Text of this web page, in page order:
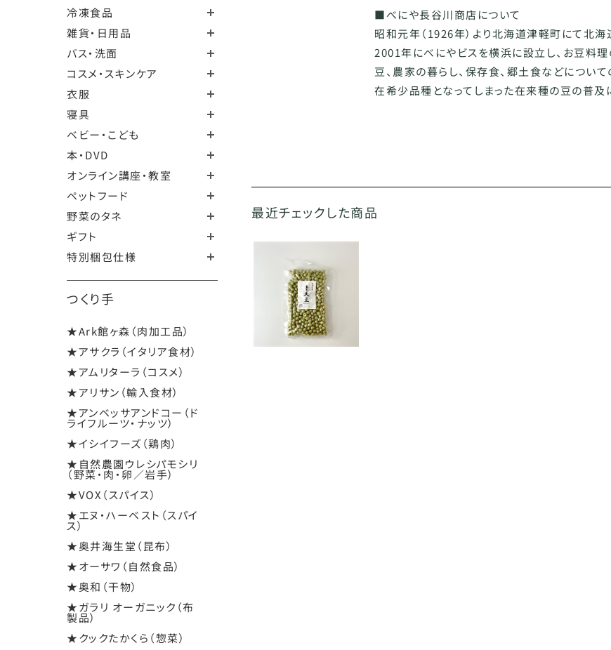
冷凍食品
雑貨・日用品
バス・洗面
コスメ・スキンケア
衣服
寝具
ベビー・こども
本・DVD
オンライン講座・教室
ペットフード
野菜のタネ
ギフト
特別梱包仕様
つくり手
★Ark館ヶ森（肉加工品）
★アサクラ（イタリア食材）
★アムリターラ（コスメ）
★アリサン（輸入食材）
★アンベッサアンドコー（ド
ライフルーツ・ナッツ）
★イシイフーズ（鶏肉）
★自然農園ウレシパモシリ
（野菜・肉・卵／岩手）
★VOX（スパイス）
★エヌ・ハーベスト（スパイ
ス）
★奥井海生堂（昆布）
★オーサワ（自然食品）
★奥和（干物）
★ガラリ オーガニック（布
製品）
★クックたかくら（惣菜）
■べにや長谷川商店について
昭和元年（1926年）より北海道津軽町にて北海
2001年にべにやビスを横浜に設立し、お豆料
豆、農家の暮らし、保存食、郷土食などについ
在希少品種となってしまった在来種の豆の普及
最近チェックした商品